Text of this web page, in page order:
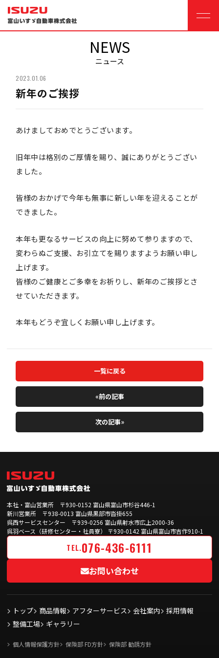
NEWS
ニュース
2023.01.06
新年のご挨拶
あけましておめでとうございます。
旧年中は格別のご厚情を賜り、誠にありがとうござい
ました。
皆様のおかげで今年も無事に新しい年を迎えることが
できました。
本年も更なるサービスの向上に努めて参りますので、
変わらぬご支援、お引立てを賜りますようお願い申し
上げます。
皆様のご健康とご多幸をお祈りし、新年のご挨拶とさ
せていただきます。
本年もどうぞ宜しくお願い申し上げます。
«前の記事
一覧に戻る
次の記事»
本社・富山営業所 〒930-0152 富山県富山市杉谷446-1
新川営業所 〒938-0013 富山県黒部市沓掛655
呉西サービスセンター 〒939-0256 富山県射水市広上2000-36
呉羽ベース（研修センター・社員寮） 〒930-0142 富山県富山市吉作910-1
TEL.076-436-6111
お問い合わせ
トップ 商品情報 アフターサービス 会社案内
採用情報
整備工場
ギャラリー
個人情報保護方針 保険部 FD方針 保険部 勧誘方針